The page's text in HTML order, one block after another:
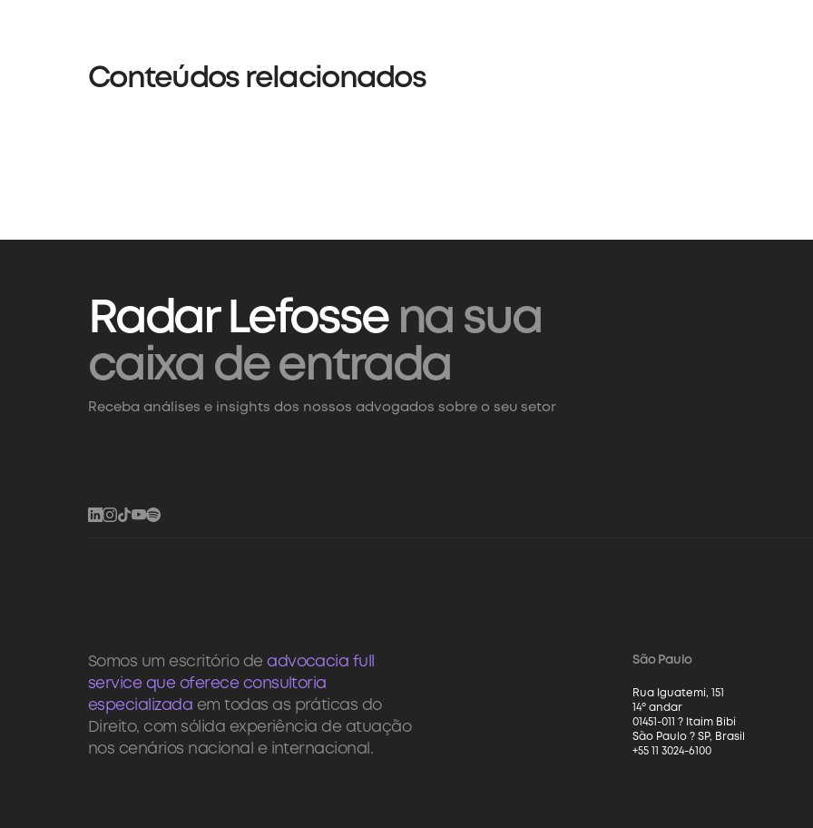
Conteúdos relacionados
Radar Lefossena sua
caixa de entrada
Receba análises e insights dos nossos advogados sobre o seu setor
Somos um escritório deadvocacia full
service que oferece consultoria
especializada em todas as práticas do
Direito, com sólida experiência de atuação
nos cenários nacional e internacional.
São Paulo
Rua Iguatemi, 151
14º andar
01451-011 ? Itaim Bibi
São Paulo ? SP, Brasil
+55 11 3024-6100